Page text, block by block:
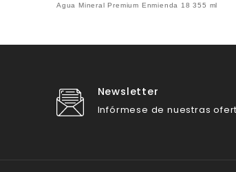
Agua Mineral Premium Enmienda 18 355 ml
Newsletter
Infórmese de nuestras